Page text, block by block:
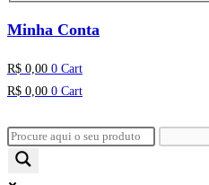
Minha Conta
R$ 0,00 0 Cart
R$ 0,00 0 Cart